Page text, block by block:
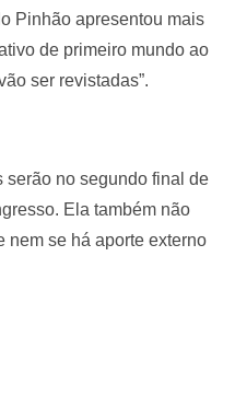
Pinhão apresentou mais
de primeiro mundo ao
ser revistadas”.
no segundo final de
Ela também não
nem se há aporte externo